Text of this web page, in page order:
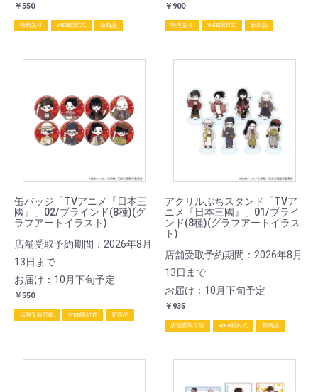
￥550
特典あり WEB開封式 新商品
￥900
特典あり WEB開封式 新商品
缶バッジ「TVアニメ『日本三
國』」02/ブラインド(8種)(グ
ラフアートイラスト)
店舗受取予約期間：2026年8月
13日まで
お届け：10月下旬予定
￥550
店舗受取可能 WEB開封式 新商品
アクリルぷちスタンド「TVア
ニメ『日本三國』」01/ブライ
ンド(8種)(グラフアートイラス
ト)
店舗受取予約期間：2026年8月
13日まで
お届け：10月下旬予定
￥935
店舗受取可能 WEB開封式 新商品